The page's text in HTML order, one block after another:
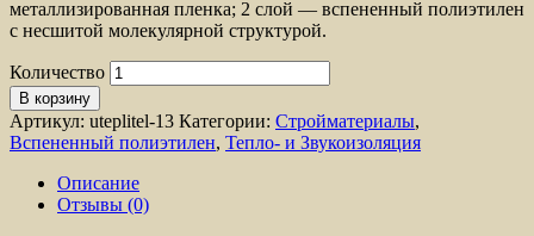
металлизированная пленка; 2 слой — вспененный полиэтилен
с несшитой молекулярной структурой.
Количество
В корзину
Артикул: uteplitel-13 Категории: Стройматериалы,
Вспененный полиэтилен, Тепло- и Звукоизоляция
Описание
Отзывы (0)